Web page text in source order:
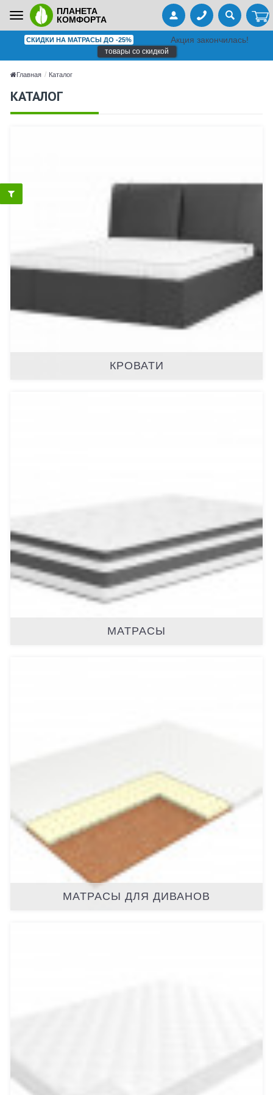
Toggle
navigation
ПЛАНЕТА
КОМФОРТА
СКИДКИ НА МАТРАСЫ ДО -25% Акция закончилась!
товары со скидкой
Главная Каталог
КАТАЛОГ
КРОВАТИ
МАТРАСЫ
МАТРАСЫ ДЛЯ ДИВАНОВ